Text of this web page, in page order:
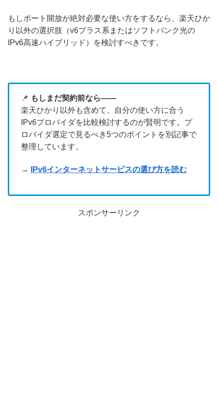
もしポート開放が絶対必要な使い方をするなら、楽天ひか
り以外の選択肢（v6プラス系またはソフトバンク光の
IPv6高速ハイブリッド）を検討すべきです。
📌 もしまだ契約前なら――
楽天ひかり以外も含めて、自分の使い方に合う
IPv6プロバイダを比較検討するのが賢明です。プ
ロバイダ選定で見るべき5つのポイントを別記事で
整理しています。
→ IPv6インターネットサービスの選び方を読む
スポンサーリンク